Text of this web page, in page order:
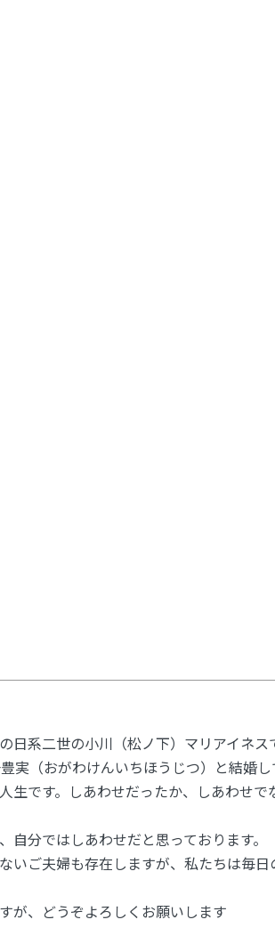
日系二世の小川（松ノ下）マリアイネス
実（おがわけんいちほうじつ）と結婚
生です。しあわせだったか、しあわせ
自分ではしあわせだと思っております。
いご夫婦も存在しますが、私たちは毎
が、どうぞよろしくお願いします